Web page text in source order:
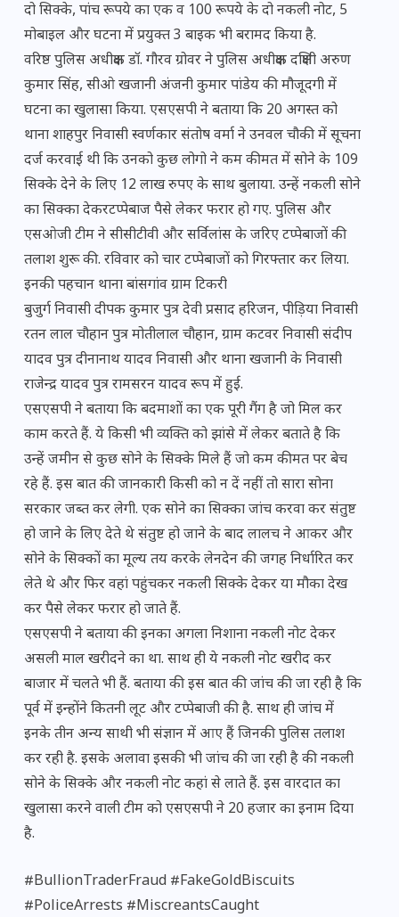
दो सिक्के, पांच रूपये का एक व 100 रूपये के दो नकली नोट, 5
मोबाइल और घटना में प्रयुक्त 3 बाइक भी बरामद किया है.
वरिष्ठ पुलिस अधीक्षक डॉ. गौरव ग्रोवर ने पुलिस अधीक्षक दक्षिणी अरुण
कुमार सिंह, सीओ खजानी अंजनी कुमार पांडेय की मौजूदगी में
घटना का खुलासा किया. एसएसपी ने बताया कि 20 अगस्त को
थाना शाहपुर निवासी स्वर्णकार संतोष वर्मा ने उनवल चौकी में सूचना
दर्ज करवाई थी कि उनको कुछ लोगो ने कम कीमत में सोने के 109
सिक्के देने के लिए 12 लाख रुपए के साथ बुलाया. उन्हें नकली सोने
का सिक्का देकरटप्पेबाज पैसे लेकर फरार हो गए. पुलिस और
एसओजी टीम ने सीसीटीवी और सर्विलांस के जरिए टप्पेबाजों की
तलाश शुरू की. रविवार को चार टप्पेबाजों को गिरफ्तार कर लिया.
इनकी पहचान थाना बांसगांव ग्राम टिकरी
बुजुर्ग निवासी दीपक कुमार पुत्र देवी प्रसाद हरिजन, पीड़िया निवासी
रतन लाल चौहान पुत्र मोतीलाल चौहान, ग्राम कटवर निवासी संदीप
यादव पुत्र दीनानाथ यादव निवासी और थाना खजानी के निवासी
राजेन्द्र यादव पुत्र रामसरन यादव रूप में हुई.
एसएसपी ने बताया कि बदमाशों का एक पूरी गैंग है जो मिल कर
काम करते हैं. ये किसी भी व्यक्ति को झांसे में लेकर बताते है कि
उन्हें जमीन से कुछ सोने के सिक्के मिले हैं जो कम कीमत पर बेच
रहे हैं. इस बात की जानकारी किसी को न दें नहीं तो सारा सोना
सरकार जब्त कर लेगी. एक सोने का सिक्का जांच करवा कर संतुष्ट
हो जाने के लिए देते थे संतुष्ट हो जाने के बाद लालच ने आकर और
सोने के सिक्कों का मूल्य तय करके लेनदेन की जगह निर्धारित कर
लेते थे और फिर वहां पहुंचकर नकली सिक्के देकर या मौका देख
कर पैसे लेकर फरार हो जाते हैं.
एसएसपी ने बताया की इनका अगला निशाना नकली नोट देकर
असली माल खरीदने का था. साथ ही ये नकली नोट खरीद कर
बाजार में चलते भी हैं. बताया की इस बात की जांच की जा रही है कि
पूर्व में इन्होंने कितनी लूट और टप्पेबाजी की है. साथ ही जांच में
इनके तीन अन्य साथी भी संज्ञान में आए हैं जिनकी पुलिस तलाश
कर रही है. इसके अलावा इसकी भी जांच की जा रही है की नकली
सोने के सिक्के और नकली नोट कहां से लाते हैं. इस वारदात का
खुलासा करने वाली टीम को एसएसपी ने 20 हजार का इनाम दिया
है.
#BullionTraderFraud #FakeGoldBiscuits
#PoliceArrests #MiscreantsCaught